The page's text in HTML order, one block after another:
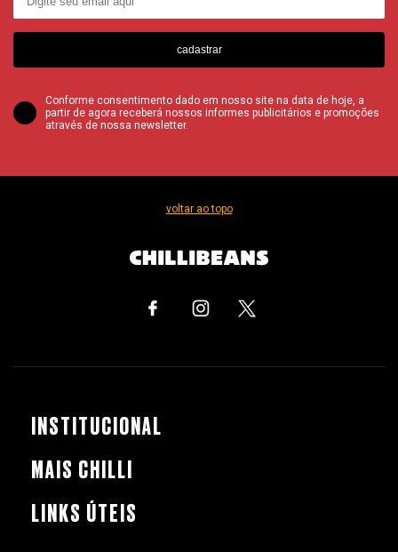
cadastrar
Conforme consentimento dado em nosso site na data de hoje, a
partir de agora receberá nossos informes publicitários e promoções
através de nossa newsletter.
voltar ao topo
INSTITUCIONAL
MAIS CHILLI
LINKS ÚTEIS